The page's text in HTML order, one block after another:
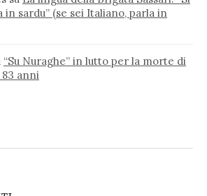
in sardu” (se sei Italiano, parla in
“Su Nuraghe” in lutto per la morte di
anni